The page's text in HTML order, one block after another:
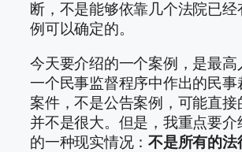
断，不是能够依靠几个法院已经
例可以确定的。
今天要介绍的一个案例，是最高
一个民事监督程序中作出的民事
案件，不是公告案例，可能直接
并不是很大。但是，我重点要介
的一种现实情况：不是所有的法